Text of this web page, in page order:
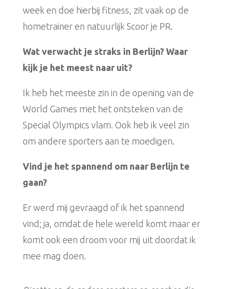
week en doe hierbij fitness, zit vaak op de
hometrainer en natuurlijk Scoor je PR.
Wat verwacht je straks in Berlijn? Waar
kijk je het meest naar uit?
Ik heb het meeste zin in de opening van de
World Games met het ontsteken van de
Special Olympics vlam. Ook heb ik veel zin
om andere sporters aan te moedigen.
Vind je het spannend om naar Berlijn te
gaan?
Er werd mij gevraagd of ik het spannend
vind; ja, omdat de hele wereld komt maar er
komt ook een droom voor mij uit doordat ik
mee mag doen.